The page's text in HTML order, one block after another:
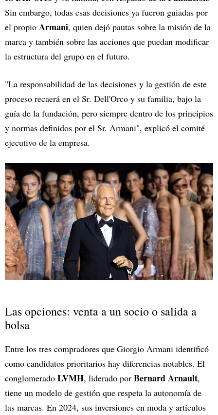
Sin embargo, todas esas decisiones ya fueron guiadas por
el propio Armani, quien dejó pautas sobre la misión de la
marca y también sobre las acciones que puedan modificar
la estructura del grupo en el futuro.
"La responsabilidad de las decisiones y la gestión de este
proceso recaerá en el Sr. Dell'Orco y su familia, bajo la
guía de la fundación, pero siempre dentro de los principios
y normas definidos por el Sr. Armani", explicó el comité
ejecutivo de la empresa.
Las opciones: venta a un socio o salida a
bolsa
Entre los tres compradores que Giorgio Armani identificó
como candidatos prioritarios hay diferencias notables. El
conglomerado LVMH, liderado por Bernard Arnault,
tiene un modelo de gestión que respeta la autonomía de
las marcas. En 2024, sus inversiones en moda y artículos